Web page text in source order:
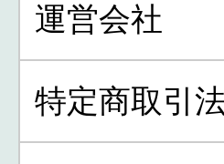
運営会社
特定商取引